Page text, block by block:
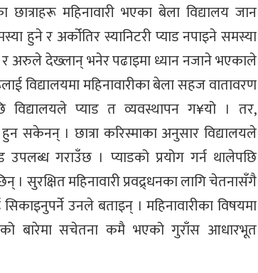
महिनावारी भएका बेला विद्यालय जान
हुने र अर्कोतिर स्यानिटरी प्याड नपाइने समस्या
र अरुले देख्लान् भनेर पढाइमा ध्यान नजाने भएकाले
विद्यालयमा महिनावारीका बेला सहज वातावरण
विद्यालयले प्याड त व्यवस्थापन ग¥यो । तर,
सकेनन् । छात्रा करिस्माका अनुसार विद्यालयले
गराउँछ । प्याडको प्रयोग गर्न थालेपछि
सुरक्षित महिनावारी प्रवद्र्धनका लागि चेतनासँगै
सिकाइनुपर्ने उनले बताइन् । महिनावारीका विषयमा
बारेमा सचेतना कमै भएको गुराँस आधारभूत